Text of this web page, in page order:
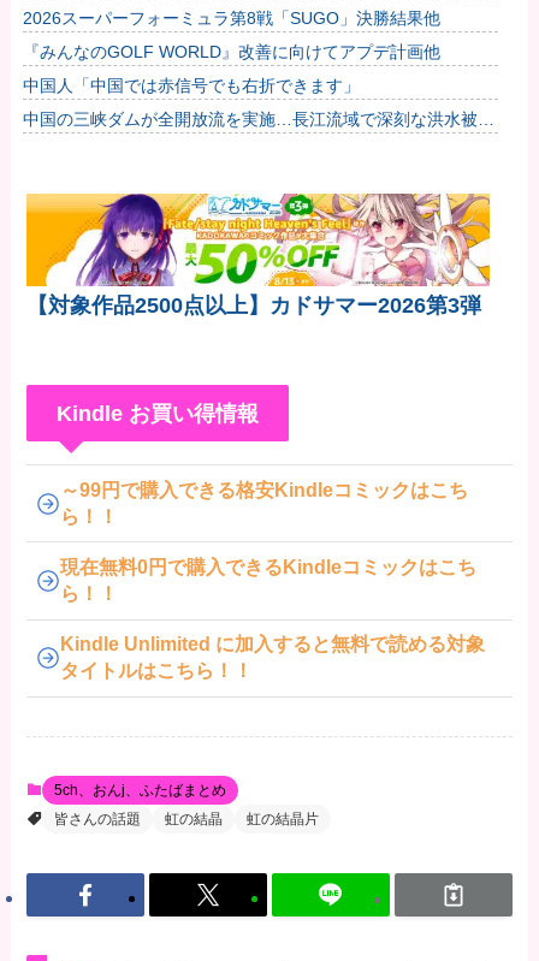
く
2026スーパーフォーミュラ第8戦「SUGO」決勝結果他
『みんなのGOLF WORLD』改善に向けてアプデ計画他
中国人「中国では赤信号でも右折できます」
中国の三峡ダムが全開放流を実施…長江流域で深刻な洪水被
【対象作品2500点以上】カドサマー2026第3弾
Kindle お買い得情報
～99円で購入できる格安Kindleコミックはこち
ら！！
現在無料0円で購入できるKindleコミックはこち
ら！！
Kindle Unlimited に加入すると無料で読める対象
タイトルはこちら！！
5ch、おんj、ふたばまとめ
皆さんの話題
虹の結晶 虹の結晶片